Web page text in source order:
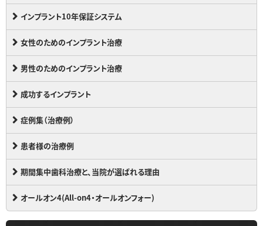
インプラント10年保証システム
女性のためのインプラント治療
男性のためのインプラント治療
成功するインプラント
症例集（治療例）
患者様の治療例
期間集中歯科治療と、当院が選ばれる理由
オールオン4(All-on4・オールオンフォー)